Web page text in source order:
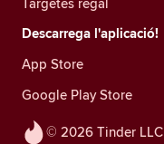
© 2026 Tinder LLC
Descarrega l'aplicació!
App Store
Google Play Store